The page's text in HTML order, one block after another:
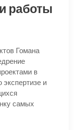
работы
Гомана
в
экспертизе и
самых